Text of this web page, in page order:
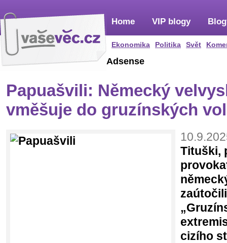
Home
Ekonomika Politika Svět
VIP blogy
Adsense
Papuašvili: Německý
vměšuje do gruzínských
Tituški,
cizího